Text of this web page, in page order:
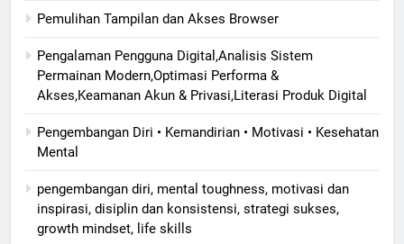
Pemulihan Tampilan dan Akses Browser
Pengalaman Pengguna Digital,Analisis Sistem
Permainan Modern,Optimasi Performa &
Akses,Keamanan Akun & Privasi,Literasi Produk Digital
Pengembangan Diri • Kemandirian • Motivasi • Kesehatan
Mental
pengembangan diri, mental toughness, motivasi dan
inspirasi, disiplin dan konsistensi, strategi sukses,
growth mindset, life skills